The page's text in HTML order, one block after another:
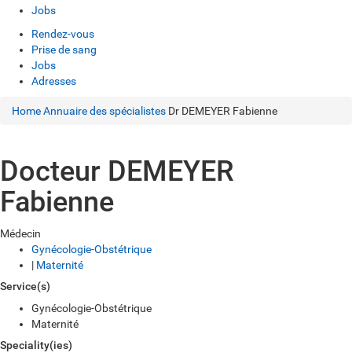
Jobs
Rendez-vous
Prise de sang
Jobs
Adresses
HomeAnnuaire des spécialistes Dr DEMEYER Fabienne
Docteur DEMEYER
Fabienne
Médecin
Gynécologie-Obstétrique
| Maternité
Service(s)
Gynécologie-Obstétrique
Maternité
Speciality(ies)